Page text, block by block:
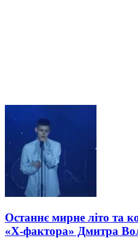
Останнє мирне літо та
«Х-фактора» Дмитра